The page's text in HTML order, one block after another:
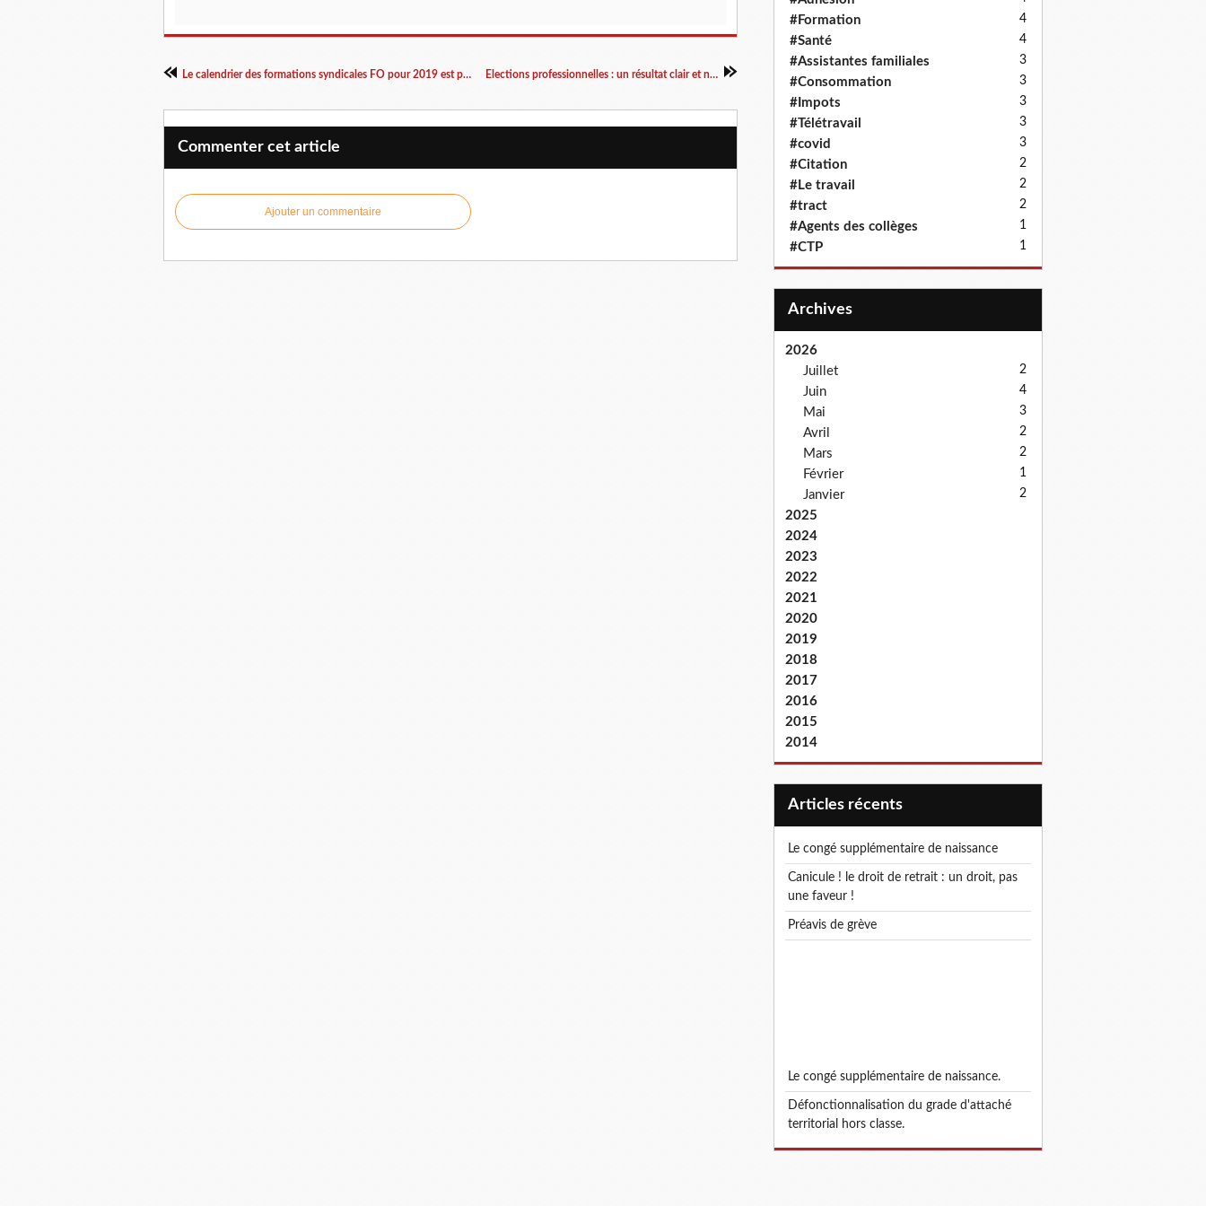
Le calendrier des formations syndicales FO pour 2019 est paru. Elections professionnelles : un résultat clair et net !
Commenter cet article
Ajouter un commentaire
#Formation 4
#Santé 4
#Assistantes familiales 3
#Consommation 3
#Impots 3
#Télétravail 3
#covid 3
#Citation 2
#Le travail 2
#tract 2
#Agents des collèges 1
#CTP 1
Archives
2026
Juillet
2
Juin 4
Mai 3
Avril 2
Mars 2
Février 1
Janvier 2
2025
2024
2023
2022
2021
2020
2019
2018
2017
2016
2015
2014
articles récents
le congé supplémentaire de naissance
canicule ! le droit de retrait : un droit, pas
une faveur !
préavis de grève
le congé supplémentaire de naissance.
défonctionnalisation du grade d'attaché
territorial hors classe.